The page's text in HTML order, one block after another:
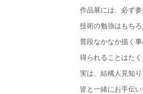
作品展には、必ず
技術の勉強はもち
普段なかなか描く
得られることはたく
実は、結構人見知
皆と一緒にお手伝